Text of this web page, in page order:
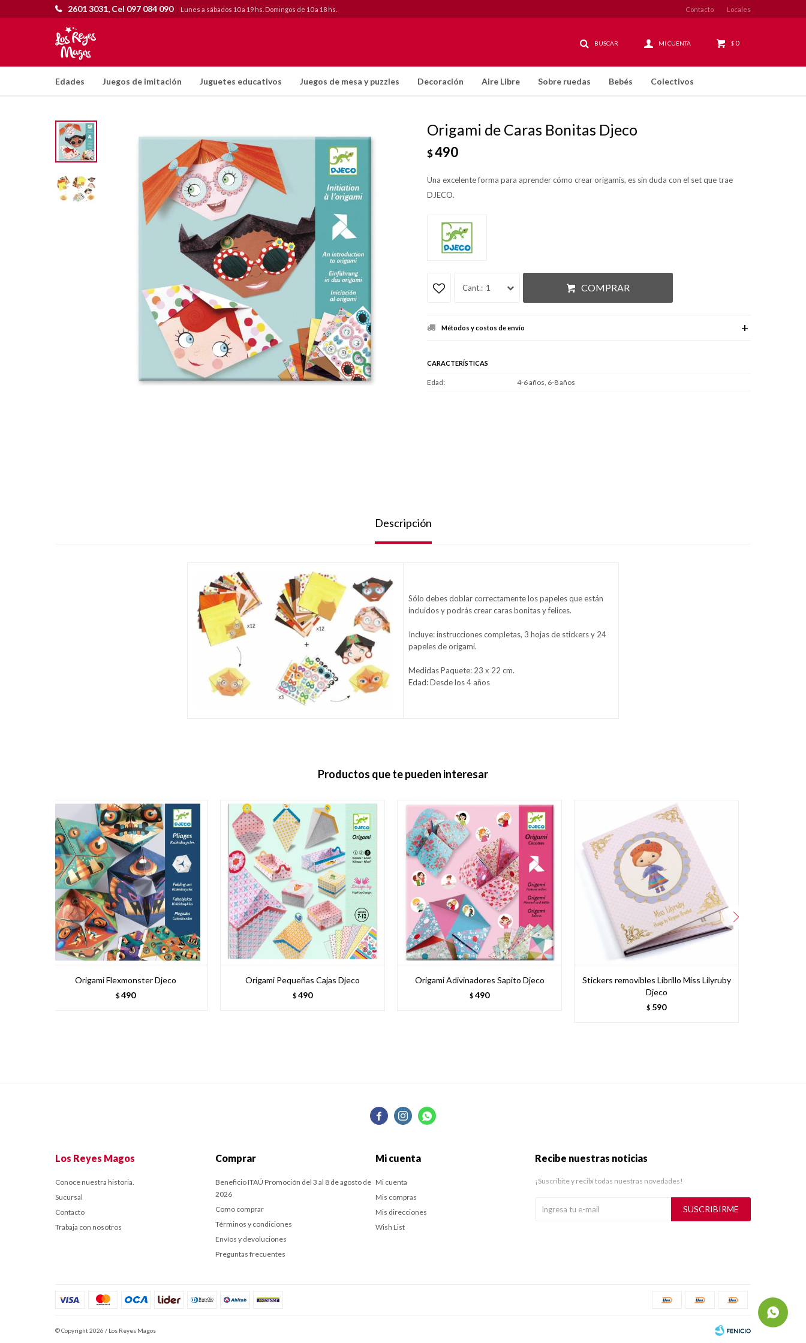
Edades Juegos de imitación Juguetes educativos Juegos de mesa y puzzles Decoración Aire Libre Sobre ruedas Bebés Colectivos
$ 0
2601 3031, Cel 097 084 090 Lunes a sábados 10 a 19 hs. Domingos de 10 a 18 hs. Contacto Locales
Origami de Caras Bonitas Djeco
$490
Una excelente forma para aprender cómo crear origamis, es sin duda con el set que trae
DJECO.
1 COMPRAR
Métodos y costos de envío
CARACTERÍSTICAS
Edad 4-6 años, 6-8 años
Descripción
Sólo debes doblar correctamente los papeles que están
incluidos y podrás crear caras bonitas y felices.
Incluye: instrucciones completas, 3 hojas de stickers y 24
papeles de origami.
Medidas Paquete: 23 x 22 cm.
Edad: Desde los 4 años
Productos que te pueden interesar
Origami Flexmonster Djeco
$ 490
Origami Pequeñas Cajas Djeco
$ 490
Origami Adivinadores Sapito Djeco
$ 490
Stickers removibles Librillo Miss Lilyruby
Djeco
$ 590
  
Los Reyes Magos
Conoce nuestra historia.
Sucursal
Contacto
Trabaja con nosotros
Comprar
Beneficio ITAÚ Promoción del 3 al 8 de agosto de
2026
Como comprar
Términos y condiciones
Envíos y devoluciones
Preguntas frecuentes
Mi cuenta
Mi cuenta
Mis compras
Mis direcciones
Wish List
Recibe nuestras noticias
¡Suscribite y recibí todas nuestras novedades!
SUSCRIBIRME
© Copyright 2026 / Los Reyes Magos